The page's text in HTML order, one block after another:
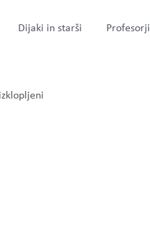
Dijaki in starši Profesorji